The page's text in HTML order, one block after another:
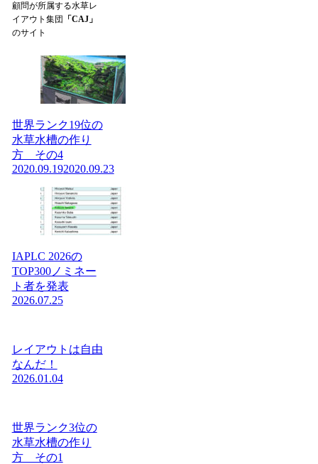
顧問が所属する水草レ
イアウト集団
「CAJ」
のサイト
世界ランク19位の
水草水槽の作り
方 その4
2020.09.192020.09.23
IAPLC 2026の
TOP300ノミネー
ト者を発表
2026.07.25
レイアウトは自由
なんだ！
2026.01.04
世界ランク3位の
水草水槽の作り
方 その1